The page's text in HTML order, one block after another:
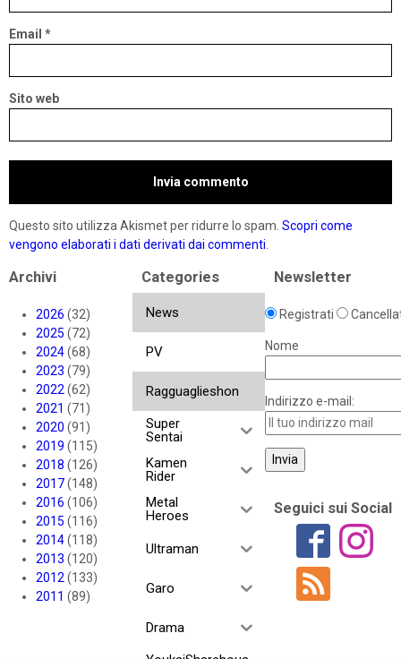
Email *
Sito web
Questo sito utilizza Akismet per ridurre lo spam. Scopri come
vengono elaborati i dati derivati dai commenti.
Archivi
2026 (32)
2025 (72)
2024(68)
2023 (79)
2022(62)
2021 (71)
2020 (91)
2019 (115)
2018 (126)
2017(148)
2016 (106)
2015 (116)
2014(118)
2013 (120)
2012(133)
2011 (89)
Categories
News
PV
Ragguaglieshon
Super
Sentai
Kamen
Rider
Metal
Heroes
Ultraman
Garo
Drama
Newsletter
Registrati
Nome
Indirizzo e-mail:
Seguici sui Social